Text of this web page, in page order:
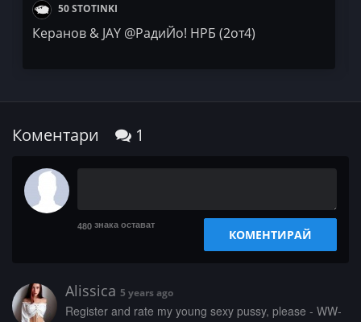
50 STOTINKI
Керанов & JAY @РадиЙо! НРБ (2от4)
Коментари 1
480 знака остават
КОМЕНТИРАЙ
Alissica 5 years ago
­­R­e­­g­­i­­­s­t­­­e­r­­­ ­­a­­n­­­d­ ­r­a­t­­­e­­ ­m­­­y­­ ­­y­­­o­­­u­­­n­­­g­­ ­­s­e­x­­y­­ ­­p­­u­­­s­­­s­­y­,­ ­p­­­l­­e­­a­s­e­­ ­­­-­­ ­W­­­W­­